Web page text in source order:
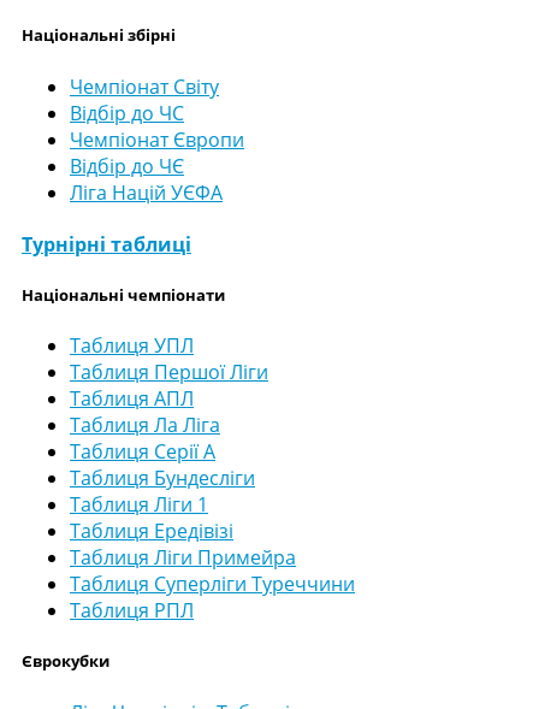
Національні збірні
Чемпіонат Світу
Відбір до ЧС
Чемпіонат Європи
Відбір до ЧЄ
Ліга Націй УЄФА
Турнірні таблиці
Національні чемпіонати
Таблиця УПЛ
Таблиця Першої Ліги
Таблиця АПЛ
Таблиця Ла Ліга
Таблиця Серії А
Таблиця Бундесліги
Таблиця Ліги 1
Таблиця Ередівізі
Таблиця Ліги Примейра
Таблиця Суперліги Туреччини
Таблиця РПЛ
Єврокубки